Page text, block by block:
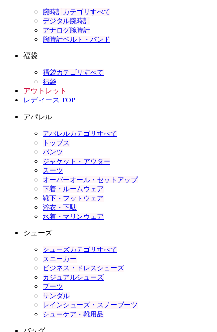
腕時計カテゴリすべて
デジタル腕時計
アナログ腕時計
腕時計ベルト・バンド
福袋
福袋カテゴリすべて
福袋
アウトレット
レディース TOP
アパレル
アパレルカテゴリすべて
トップス
パンツ
ジャケット・アウター
スーツ
オーバーオール・セットアップ
下着・ルームウェア
靴下・フットウェア
浴衣・下駄
水着・マリンウェア
シューズ
シューズカテゴリすべて
スニーカー
ビジネス・ドレスシューズ
カジュアルシューズ
ブーツ
サンダル
レインシューズ・スノーブーツ
シューケア・靴用品